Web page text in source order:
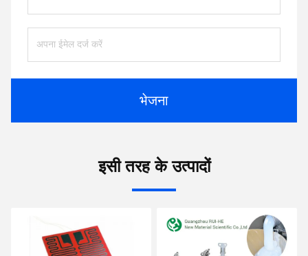
भेजना
इसी तरह के उत्पादों